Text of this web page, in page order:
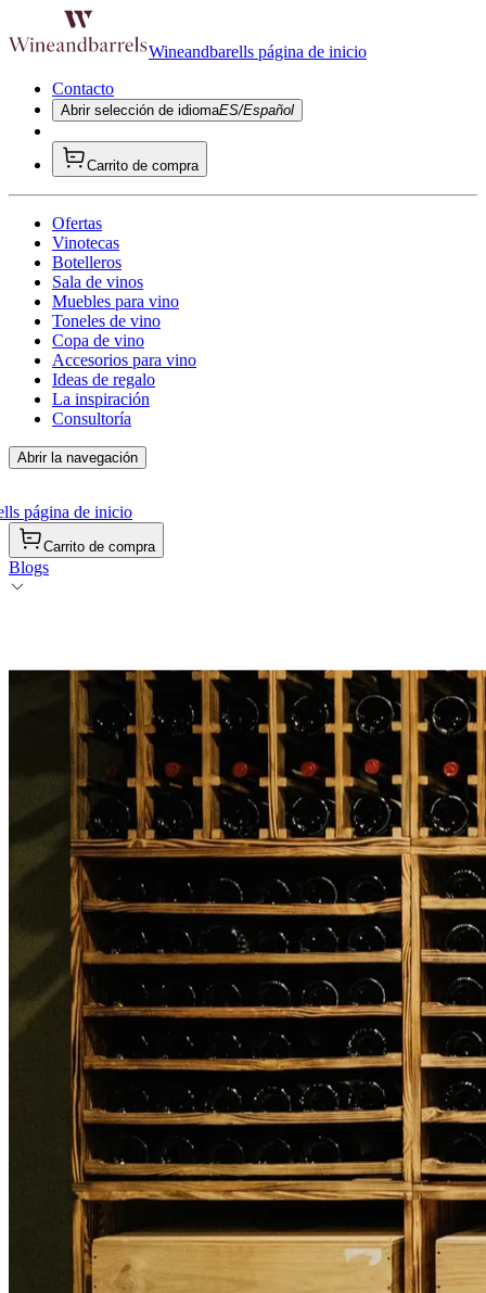
Wineandbarells página de inicio
Contacto
Abrir selección de idiomaES/Español
Carrito de compra
Ofertas
Vinotecas
Botelleros
Sala de vinos
Muebles para vino
Toneles de vino
Copa de vino
Accesorios para vino
Ideas de regalo
La inspiración
Consultoría
Abrir la navegación
página de inicio
Carrito de compra
Blogs